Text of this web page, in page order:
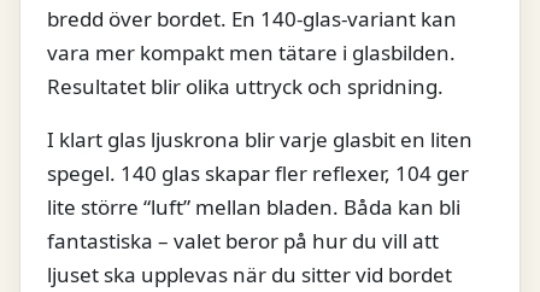
bredd över bordet. En 140-glas-variant kan
vara mer kompakt men tätare i glasbilden.
Resultatet blir olika uttryck och spridning.
I klart glas ljuskrona blir varje glasbit en liten
spegel. 140 glas skapar fler reflexer, 104 ger
lite större “luft” mellan bladen. Båda kan bli
fantastiska – valet beror på hur du vill att
ljuset ska upplevas när du sitter vid bordet